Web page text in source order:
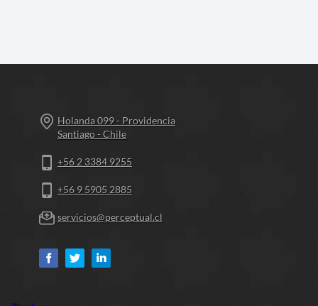
Holanda 099 - Providencia
Santiago - Chile
+56 2 3384 9255
+56 9 5905 2885
servicios@perceptual.cl